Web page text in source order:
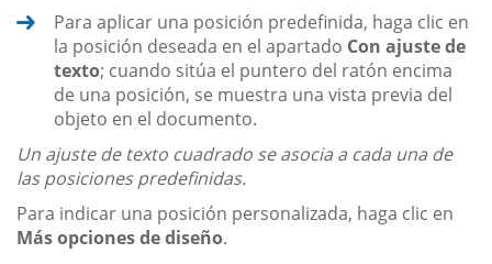
Para aplicar una posición predefinida, haga clic en
la posición deseada en el apartado Con ajuste de
texto; cuando sitúa el puntero del ratón encima
de una posición, se muestra una vista previa del
objeto en el documento.
Un ajuste de texto cuadrado se asocia a cada una de
las posiciones predefinidas.
Para indicar una posición personalizada, haga clic en
Más opciones de diseño.